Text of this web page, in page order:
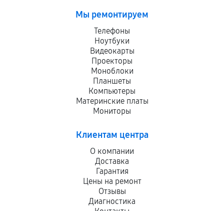
Мы ремонтируем
Телефоны
Ноутбуки
Видеокарты
Проекторы
Моноблоки
Планшеты
Компьютеры
Материнские платы
Мониторы
Клиентам центра
О компании
Доставка
Гарантия
Цены на ремонт
Отзывы
Диагностика